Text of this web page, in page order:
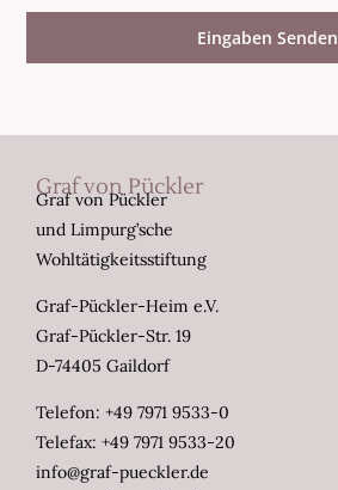
Eingaben Senden
Graf von Pückler
Graf von Pückler
und Limpurg’sche
Wohltätigkeitsstiftung
Graf-Pückler-Heim e.V.
Graf-Pückler-Str. 19
D-74405 Gaildorf
Telefon: +49 7971 9533-0
Telefax: +49 7971 9533-20
info@graf-pueckler.de